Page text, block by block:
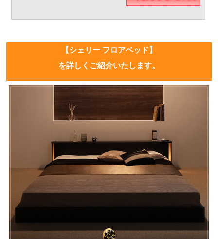
【シェリー フロアベッド】
を詳しくご紹介いたします。